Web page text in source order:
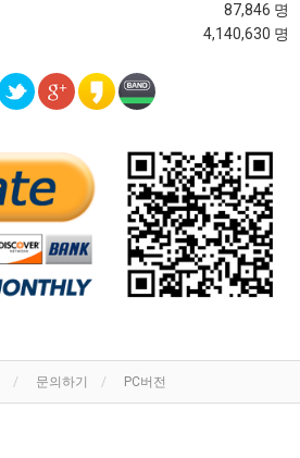
87,846 명
4,140,630 명
문의하기 PC버전